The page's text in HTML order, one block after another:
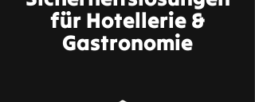
für Hotellerie &
Gastronomie